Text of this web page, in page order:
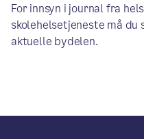
For innsyn i journal fra
skolehelsetjeneste må
aktuelle bydelen.